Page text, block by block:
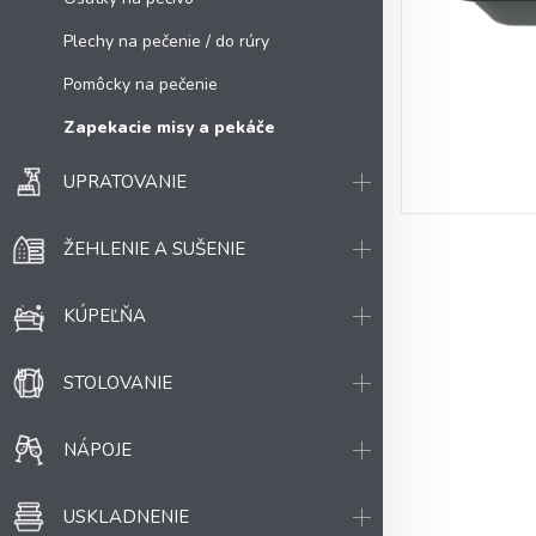
Plechy na pečenie / do rúry
Pomôcky na pečenie
Zapekacie misy a pekáče
UPRATOVANIE
ŽEHLENIE A SUŠENIE
KÚPEĽŇA
STOLOVANIE
NÁPOJE
USKLADNENIE